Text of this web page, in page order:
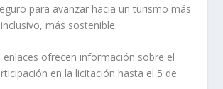
para avanzar hacia un turismo más
más sostenible.
enlaces ofrecen información sobre el
en la licitación hasta el 5 de